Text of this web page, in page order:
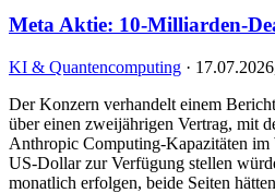
Meta Aktie: 10-Milliarden-
KI & Quantencomputing ·
Der Konzern verhandelt einem
über einen zweijährigen Vertrag, mit
Anthropic Computing-Kapazitäten
US-Dollar zur Verfügung stellen
monatlich erfolgen, beide Seiten